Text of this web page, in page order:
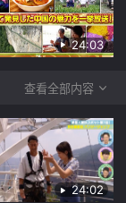
24:03
查看全部内容
24:02